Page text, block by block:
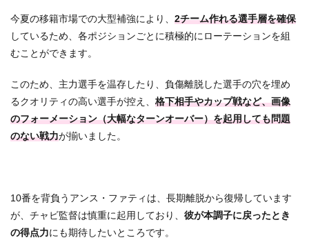
今夏の移籍市場での大型補強により、 2チーム作れる選手層を確保
しているため、各ポジションごとに積極的にローテーションを組
むことができます。
このため、主力選手を温存したり、負傷離脱した選手の穴を埋め
るクオリティの高い選手が控え、 格下相手やカップ戦など、画像
のフォーメーション（大幅なターンオーバー）を起用しても問題
のない戦力が揃いました。
10番を背負うアンス・ファティは、長期離脱から復帰しています
が、チャビ監督は慎重に起用しており、 彼が本調子に戻ったとき
の得点力にも期待したいところです。